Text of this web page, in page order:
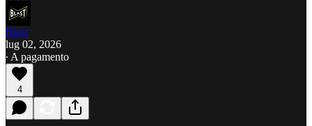
Blast
lug 02, 2026
∙ A pagamento
4